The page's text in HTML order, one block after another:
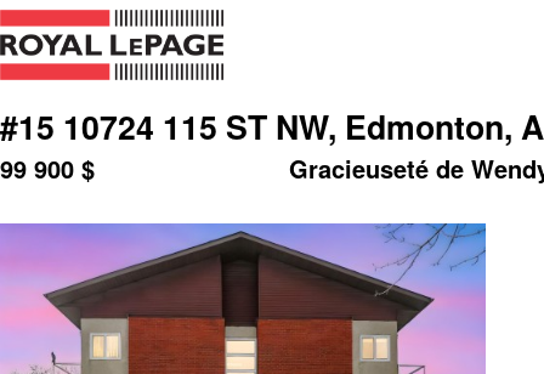
#15 10724 115 ST NW, Edmonton,
Gracieuseté de
99 900 $